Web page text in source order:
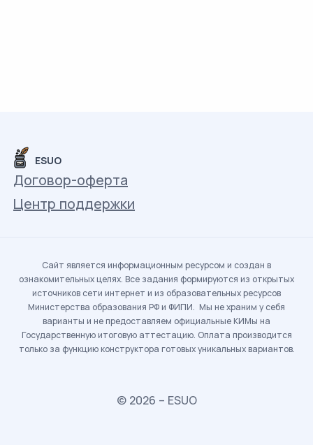
ESUO
Договор-оферта
Центр поддержки
Сайт является информационным ресурсом и создан в
ознакомительных целях. Все задания формируются из открытых
источников сети интернет и из образовательных ресурсов
Министерства образования РФ и ФИПИ. Мы не храним у себя
варианты и не предоставляем официальные КИМы на
Государственную итоговую аттестацию. Оплата производится
только за функцию конструктора готовых уникальных вариантов.
© 2026 – ESUO